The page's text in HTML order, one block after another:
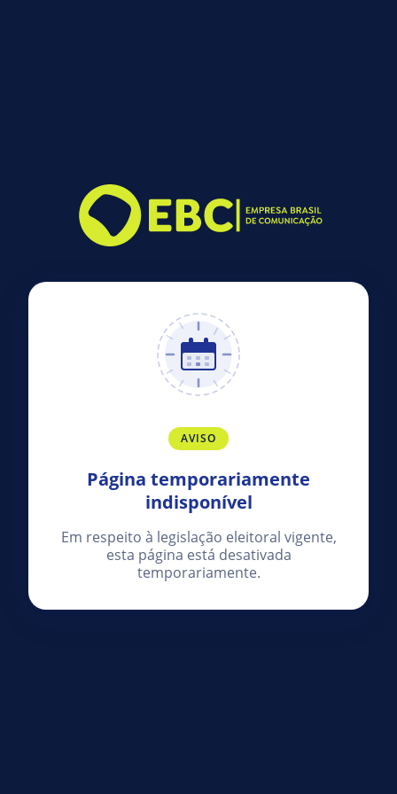
AVISO
Página temporariamente
indisponível
Em respeito à legislação eleitoral vigente,
esta página está desativada
temporariamente.